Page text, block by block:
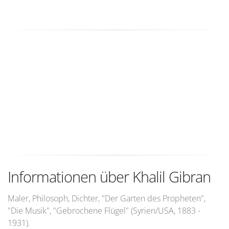
Informationen über Khalil Gibran
Maler, Philosoph, Dichter, "Der Garten des Propheten",
"Die Musik", "Gebrochene Flügel" (Syrien/USA, 1883 -
1931).